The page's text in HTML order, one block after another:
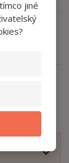
jiné